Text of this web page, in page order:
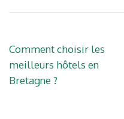
Navigation
de
l’article
Comment choisir les
meilleurs hôtels en
Bretagne ?